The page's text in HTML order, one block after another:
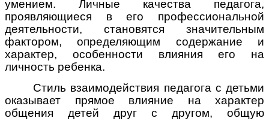
умением. Личные качества педагога,
проявляющиеся в его профессиональной
деятельности, становятся значительным
фактором, определяющим содержание и
характер, особенности влияния его на
личность ребенка.
Стиль взаимодействия педагога с детьми
оказывает прямое влияние на характер
общения детей друг с другом, общую